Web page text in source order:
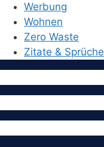
Werbung
Wohnen
Zero Waste
Zitate & Sprüche